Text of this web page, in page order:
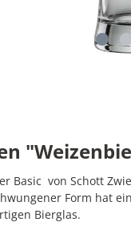
Basic von Schott
Form hat
Bierglas.